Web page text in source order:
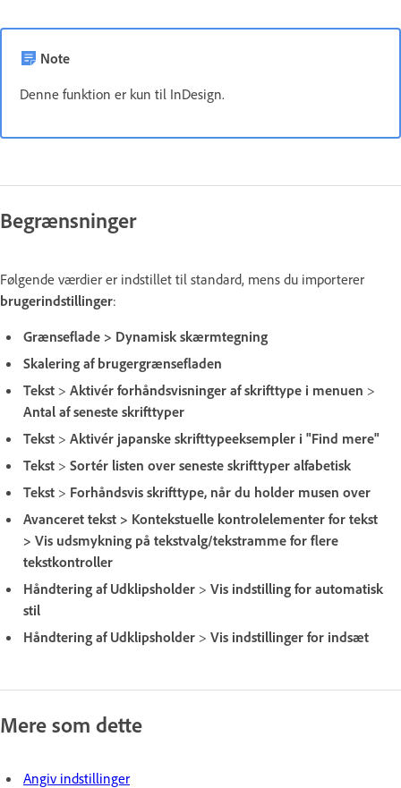
Note
Denne funktion er kun til InDesign.
Begrænsninger
Følgende værdier er indstillet til standard, mens du importerer
brugerindstillinger:
Grænseflade > Dynamisk skærmtegning
Skalering af brugergrænsefladen
Tekst > Aktivér forhåndsvisninger af skrifttype i menuen >
Antal af seneste skrifttyper
Tekst > Aktivér japanske skrifttypeeksempler i "Find mere"
Tekst > Sortér listen over seneste skrifttyper alfabetisk
Tekst > Forhåndsvis skrifttype, når du holder musen over
Avanceret tekst > Kontekstuelle kontrolelementer for tekst
> Vis udsmykning på tekstvalg/tekstramme for flere
tekstkontroller
Håndtering af Udklipsholder > Vis indstilling for automatisk
stil
Håndtering af Udklipsholder > Vis indstillinger for indsæt
Mere som dette
Angiv indstillinger